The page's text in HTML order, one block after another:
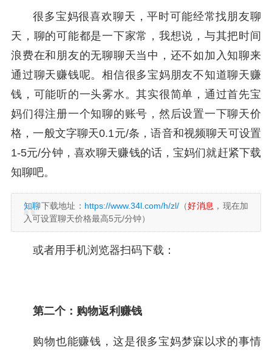
很多宝妈很喜欢聊天，平时可能经常找朋友聊
天，聊的可能都是一下家常，我想说，与其把时间
浪费在和朋友的无聊聊天当中，还不如加入知聊来
通过聊天赚钱呢。相信很多宝妈朋友不知道聊天赚
钱，可能听的一头雾水。其实很简单，通过首先宝
妈们得注册一个知聊的账号，然后设置一下聊天价
格，一般文字聊天0.1元/条，语音和视频聊天可设置
1-5元/分钟，喜欢聊天赚钱的话，宝妈们就赶紧下载
知聊吧。
知聊下载地址： https://www.34l.com/h/zl/（好消息 ，现在加
入可设置聊天价格最高5元/分钟）
或者用手机浏览器扫码下载：
第二个：购物返利赚钱
购物也能赚钱，这是很多宝妈梦寐以求的事情